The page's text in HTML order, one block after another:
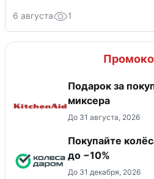
6 августа 1
Подарок за
миксера
До 31 августа, 2026
Покупайте
до −10%
До 31 декабря, 2026